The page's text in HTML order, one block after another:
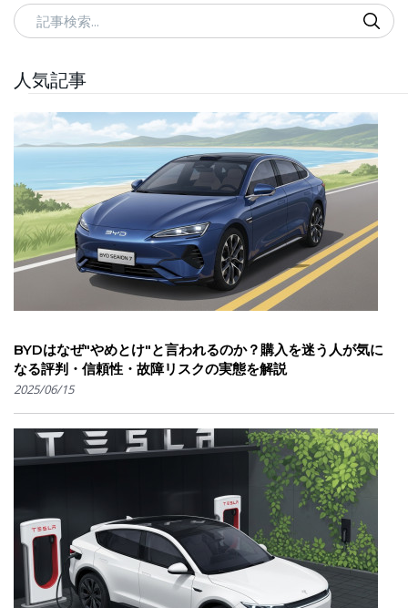
記事検索
人気記事
BYDはなぜ"やめとけ"と言われるのか？購入を迷う人が気に
なる評判・信頼性・故障リスクの実態を解説
2025/06/15